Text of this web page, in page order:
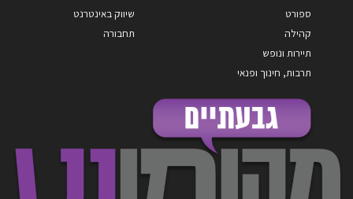
ספורט
קהילה
תיירות ונופש
תרבות, חינוך ופנאי
שיווק באינטרנט
תחבורה